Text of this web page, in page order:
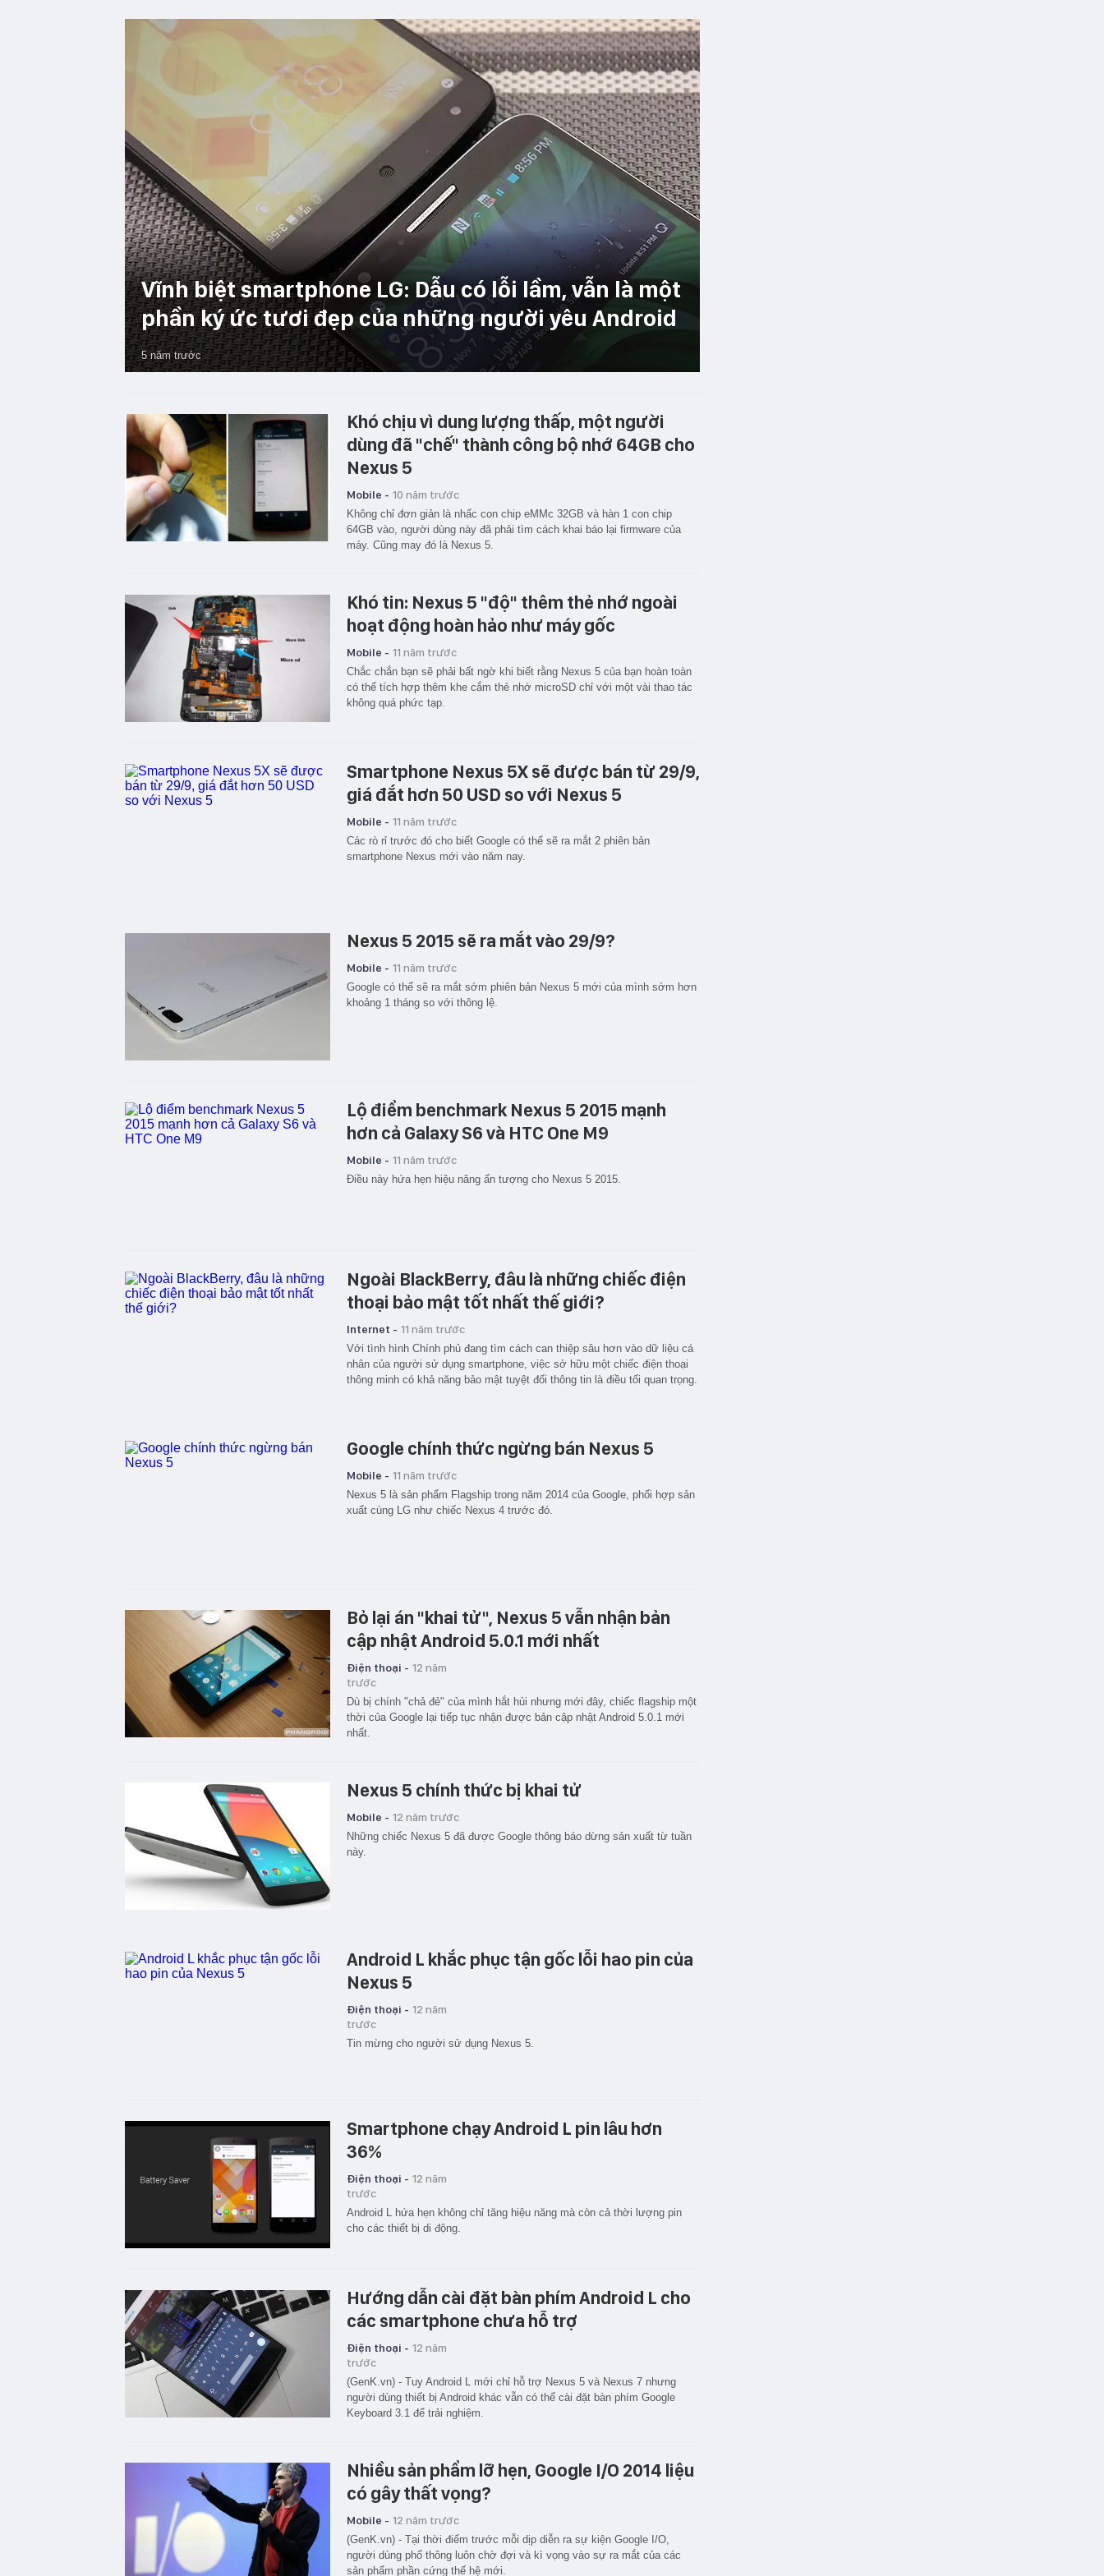
Vĩnh biệt smartphone LG: Dẫu có lỗi lầm, vẫn là một
phần ký ức tươi đẹp của những người yêu Android
5 năm trước
Khó chịu vì dung lượng thấp, một người
dùng đã "chế" thành công bộ nhớ 64GB cho
Nexus 5
Mobile - 10 năm trước
Không chỉ đơn giản là nhấc con chip eMMc 32GB và hàn 1 con chip
64GB vào, người dùng này đã phải tìm cách khai báo lại firmware của
máy. Cũng may đó là Nexus 5.
Khó tin: Nexus 5 "độ" thêm thẻ nhớ ngoài
hoạt động hoàn hảo như máy gốc
Mobile - 11 năm trước
Chắc chắn bạn sẽ phải bất ngờ khi biết rằng Nexus 5 của bạn hoàn toàn
có thể tích hợp thêm khe cắm thẻ nhớ microSD chỉ với một vài thao tác
không quá phức tạp.
Smartphone Nexus 5X sẽ được bán từ 29/9,
giá đắt hơn 50 USD so với Nexus 5
Mobile - 11 năm trước
Các rò rỉ trước đó cho biết Google có thể sẽ ra mắt 2 phiên bản
smartphone Nexus mới vào năm nay.
Nexus 5 2015 sẽ ra mắt vào 29/9?
Mobile - 11 năm trước
Google có thể sẽ ra mắt sớm phiên bản Nexus 5 mới của mình sớm hơn
khoảng 1 tháng so với thông lệ.
Lộ điểm benchmark Nexus 5 2015 mạnh
hơn cả Galaxy S6 và HTC One M9
Mobile - 11 năm trước
Điều này hứa hẹn hiệu năng ấn tượng cho Nexus 5 2015.
Ngoài BlackBerry, đâu là những chiếc điện
thoại bảo mật tốt nhất thế giới?
Internet - 11 năm trước
Với tình hình Chính phủ đang tìm cách can thiệp sâu hơn vào dữ liệu cá
nhân của người sử dụng smartphone, việc sở hữu một chiếc điện thoại
thông minh có khả năng bảo mật tuyệt đối thông tin là điều tối quan trọng.
Google chính thức ngừng bán Nexus 5
Mobile - 11 năm trước
Nexus 5 là sản phẩm Flagship trong năm 2014 của Google, phối hợp sản
xuất cùng LG như chiếc Nexus 4 trước đó.
Bỏ lại án "khai tử", Nexus 5 vẫn nhận bản
cập nhật Android 5.0.1 mới nhất
Điện thoại - 12 năm
trước
Dù bị chính "chả đẻ" của mình hắt hủi nhưng mới đây, chiếc flagship một
thời của Google lại tiếp tục nhận được bản cập nhật Android 5.0.1 mới
nhất.
Nexus 5 chính thức bị khai tử
Mobile - 12 năm trước
Những chiếc Nexus 5 đã được Google thông báo dừng sản xuất từ tuần
này.
Android L khắc phục tận gốc lỗi hao pin của
Nexus 5
Điện thoại - 12 năm
trước
Tin mừng cho người sử dụng Nexus 5.
Smartphone chạy Android L pin lâu hơn
36%
Điện thoại - 12 năm
trước
Android L hứa hẹn không chỉ tăng hiệu năng mà còn cả thời lượng pin
cho các thiết bị di động.
Hướng dẫn cài đặt bàn phím Android L cho
các smartphone chưa hỗ trợ
Điện thoại - 12 năm
trước
(GenK.vn) - Tuy Android L mới chỉ hỗ trợ Nexus 5 và Nexus 7 nhưng
người dùng thiết bị Android khác vẫn có thể cài đặt bàn phím Google
Keyboard 3.1 để trải nghiệm.
Nhiều sản phẩm lỡ hẹn, Google I/O 2014 liệu
có gây thất vọng?
Mobile - 12 năm trước
(GenK.vn) - Tại thời điểm trước mỗi dịp diễn ra sự kiện Google I/O,
người dùng phổ thông luôn chờ đợi và kì vọng vào sự ra mắt của các
sản phẩm phần cứng thế hệ mới.